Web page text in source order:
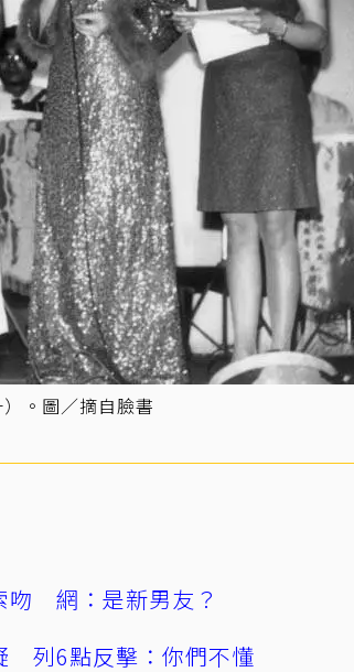
。圖／摘自臉書
吻 網：是新男友？
列6點反擊：你們不懂